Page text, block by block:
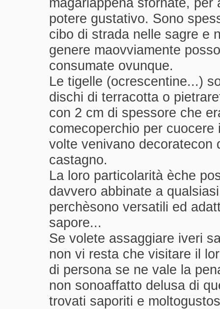
potere gustativo. Sono
cibo di strada nelle sagre e
genere maovviamente
consumate ovunque.
Le tigelle (ocrescentine...)
dischi di terracotta o
con 2 cm di spessore che
comecoperchio per cuocere
volte venivano decoratecon
castagno.
La loro particolarità èche
davvero abbinate a
perchèsono versatili ed
sapore...
Se volete assaggiare iveri
non vi resta che visitare il
di persona se ne vale la
non sonoaffatto delusa di
trovati saporiti e